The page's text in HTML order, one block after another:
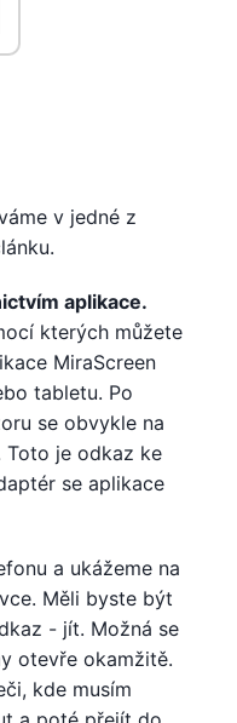
v jedné z
aplikace.
kterých můžete
MiraScreen
tabletu. Po
se obvykle na
Toto je odkaz ke
se aplikace
a ukážeme na
Měli byste být
- jít. Možná se
otevře okamžitě.
kde musím